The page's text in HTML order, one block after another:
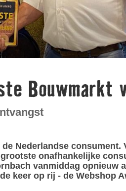
Bouwmarkt
Nederlandse consument.
onafhankelijke
vanmiddag opnieuw
keer op rij - de Webshop